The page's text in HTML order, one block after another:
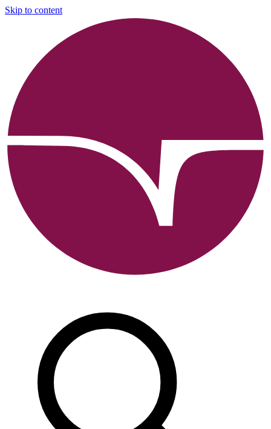
Skip to content